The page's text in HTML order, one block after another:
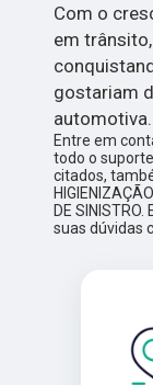
Com o
em
gostariam
automotiva.
Entre em
todo o
citados,
DE
suas dúvidas